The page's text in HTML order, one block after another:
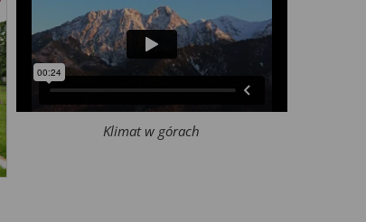
Klimat w górach